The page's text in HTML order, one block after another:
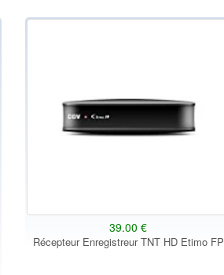
39.00 €
Récepteur Enregistreur TNT HD Etimo FP